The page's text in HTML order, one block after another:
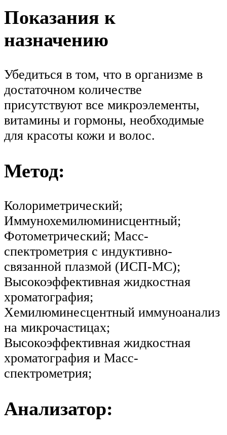
Показания к
назначению
Убедиться в том, что в организме в
достаточном количестве
присутствуют все микроэлементы,
витамины и гормоны, необходимые
для красоты кожи и волос.
Метод:
Колориметрический;
Иммунохемилюминисцентный;
Фотометрический; Масс-
спектрометрия с индуктивно-
связанной плазмой (ИСП-МС);
Высокоэффективная жидкостная
хроматография;
Хемилюминесцентный иммуноанализ
на микрочастицах;
Высокоэффективная жидкостная
хроматография и Масс-
спектрометрия;
Анализатор: